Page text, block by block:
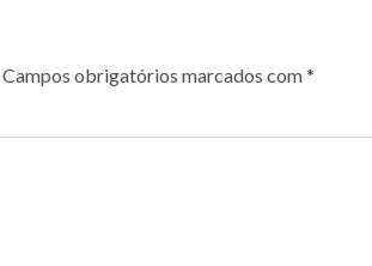
Campos obrigatórios marcados com*